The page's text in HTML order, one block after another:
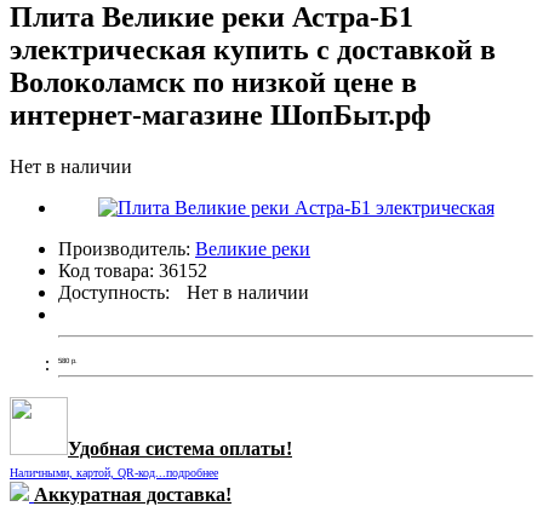
Плита Великие реки Астра-Б1
электрическая купить с доставкой в
Волоколамск по низкой цене в
интернет-магазине ШопБыт.рф
Нет в наличии
Производитель: Великие реки
Код товара: 36152
Доступность:
Нет в наличии
580 р.
Удобная система оплаты!
Наличными, картой, QR-код...подробнее
Аккуратная доставка!